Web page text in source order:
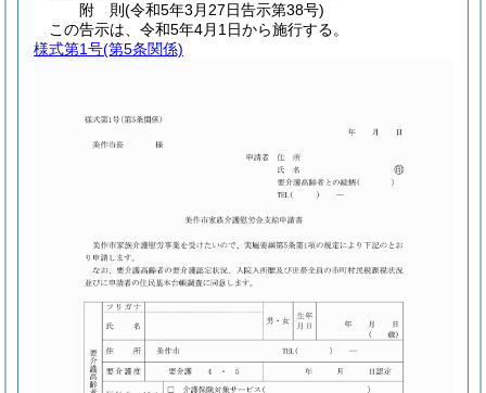
附 則(令和5年3月27日告示第38号)
この告示は、令和5年4月1日から施行する。
様式第1号(第5条関係)